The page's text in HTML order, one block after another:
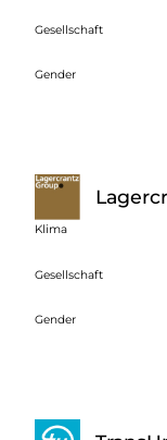
Gesellschaft
Gender
Klima
Gesellschaft
Gender